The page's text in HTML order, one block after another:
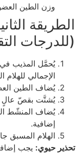
وزن الطين
الطريقة
(للدرجات
الإجمالي للهلام
يُضاف الطين
يُشتَّت بقصّ عالٍ لمدة 5
إضافية.
الهلام المسبق
تحذير حيوي: يجب